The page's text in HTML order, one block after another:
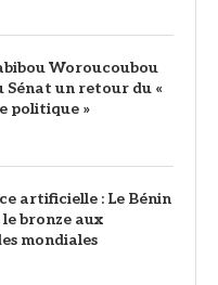
Woroucoubou
Sénat un retour du «
politique »
artificielle : Le Bénin
bronze aux
mondiales